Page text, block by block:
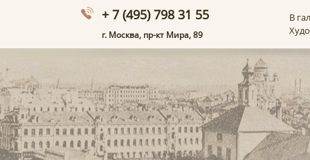
+ 7 (495) 798 31 55
г. Москва, пр-кт Мира, 89
В